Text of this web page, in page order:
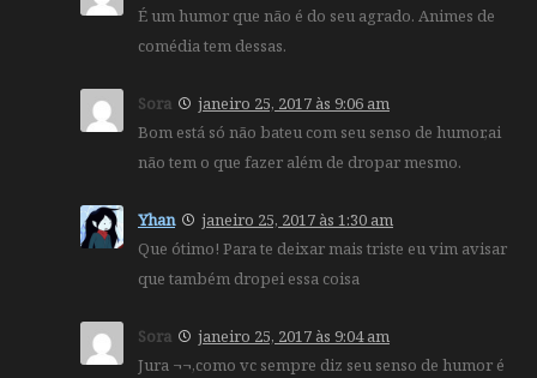
É um humor que não é do seu agrado. Animes de
comédia tem dessas.
Sora
janeiro 25, 2017 às 9:06 am
Bom está só não bateu com seu senso de humor,ai
não tem o que fazer além de dropar mesmo.
Yhan
janeiro 25, 2017 às 1:30 am
Que ótimo! Para te deixar mais triste eu vim avisar
que também dropei essa coisa
Sora
janeiro 25, 2017 às 9:04 am
Jura ¬¬,como vc sempre diz seu senso de humor é